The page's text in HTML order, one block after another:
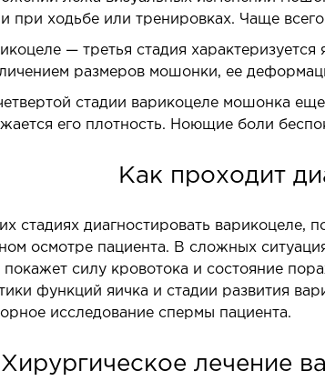
Палата интенсивной
Медицинская
Отделение
при ходьбе или тренировках. Чаще
— третья стадия
размеров мошонки, ее
стадии варикоцеле мошонка
его плотность. Ноющие боли
Как проходит
стадиях диагностировать варикоцеле,
осмотре пациента. В сложных
покажет силу кровотока и состояние
функций яичка и стадии развития
исследование спермы пациента.
Хирургическое лечение